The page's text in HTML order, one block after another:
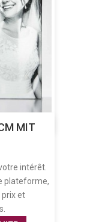
MIT
intérêt.
plateforme,
prix et